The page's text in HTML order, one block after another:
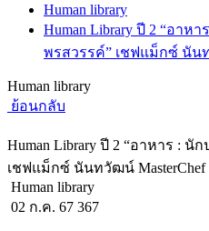
Human library
Human Library ปี 2 “อาห
พรสวรรค์” เชฟแม็กซ์ นันท
Human library
ย้อนกลับ
Human Library ปี 2 “อาหาร : นั
เชฟแม็กซ์ นันทวัฒน์ MasterChef
Human library
02 ก.ค. 67 367